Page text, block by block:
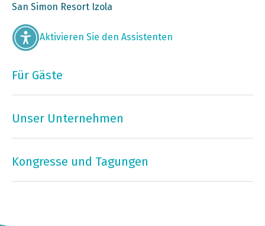
San Simon Resort Izola
Aktivieren Sie den Assistenten
Für Gäste
Unser Unternehmen
Kongresse und Tagungen